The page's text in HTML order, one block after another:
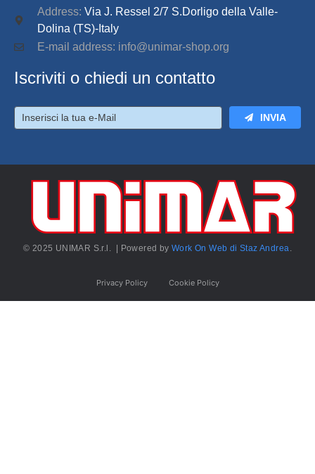
Address: Via J. Ressel 2/7 S.Dorligo della Valle-
Dolina (TS)-Italy
E-mail address: info@unimar-shop.org
Iscriviti o chiedi un contatto
INVIA
© 2025 UNIMAR S.r.l. | Powered byWork On Web di Staz Andrea
Privacy Policy Cookie Policy